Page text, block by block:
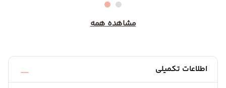
مشاهده همه
اطلاعات تکمیلی